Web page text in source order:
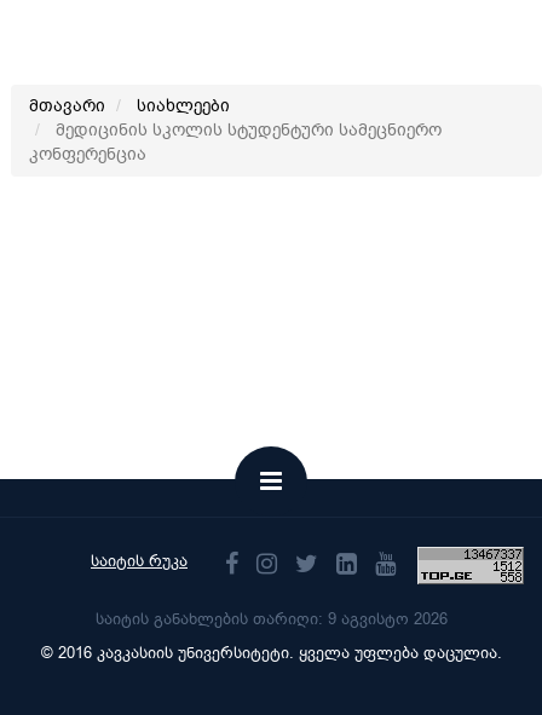
მთავარი
სიახლეები
მედიცინის სკოლის სტუდენტური სამეცნიერო
კონფერენცია
საიტის რუკა
საიტის განახლების თარიღი: 9 აგვისტო 2026
© 2016 კავკასიის უნივერსიტეტი. ყველა უფლება დაცულია.